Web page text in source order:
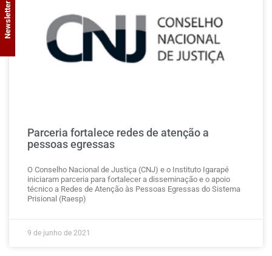
Parceria fortalece redes de atenção a
pessoas egressas
O Conselho Nacional de Justiça (CNJ) e o Instituto Igarapé
iniciaram parceria para fortalecer a disseminação e o apoio
técnico a Redes de Atenção às Pessoas Egressas do Sistema
Prisional (Raesp)
9 de junho de 2021
Newsletter